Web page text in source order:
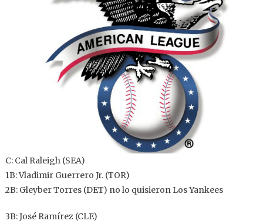
C: Cal Raleigh (SEA)
1B: Vladimir Guerrero Jr. (TOR)
2B: Gleyber Torres (DET) no lo quisieron Los Yankees
3B: José Ramírez (CLE)